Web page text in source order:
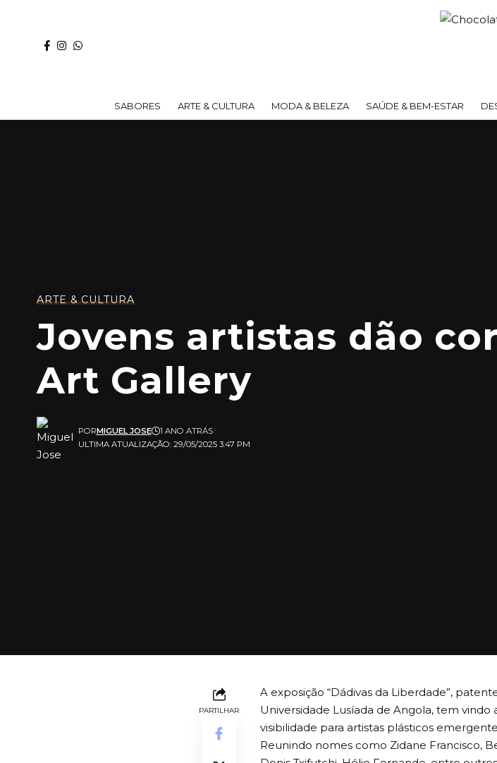
SABORES ARTE & CULTURA MODA & BELEZA SAÚDE & BEM-ESTAR
ARTE & CULTURA
Jovens artistas dão
Art Gallery
ULTIMA ATUALIZAÇÃO: 29/05/2025 3:47 PM
PORMIGUEL JOSE 1 ANO ATRÁS
PARTILHAR
A exposição “Dádivas da Liberdade”,
Universidade Lusíada de Angola, tem
visibilidade para artistas plásticos
Reunindo nomes como Zidane Francisco,